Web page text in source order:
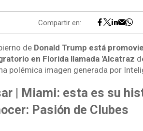
Compartir en:
de Donald Trump está
en Florida llamada 'Alcatraz
polémica imagen generada por
| Miami: esta es su
Pasión de Clubes